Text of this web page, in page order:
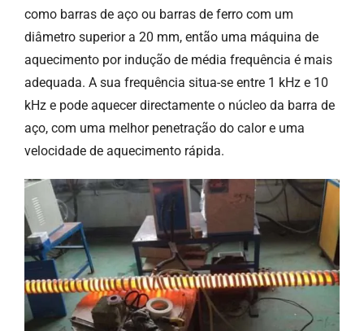
como barras de aço ou barras de ferro com um
diâmetro superior a 20 mm, então uma máquina de
aquecimento por indução de média frequência é mais
adequada. A sua frequência situa-se entre 1 kHz e 10
kHz e pode aquecer directamente o núcleo da barra de
aço, com uma melhor penetração do calor e uma
velocidade de aquecimento rápida.